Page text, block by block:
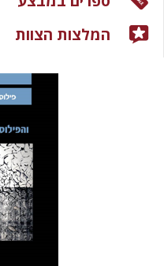
המלצות הצוות